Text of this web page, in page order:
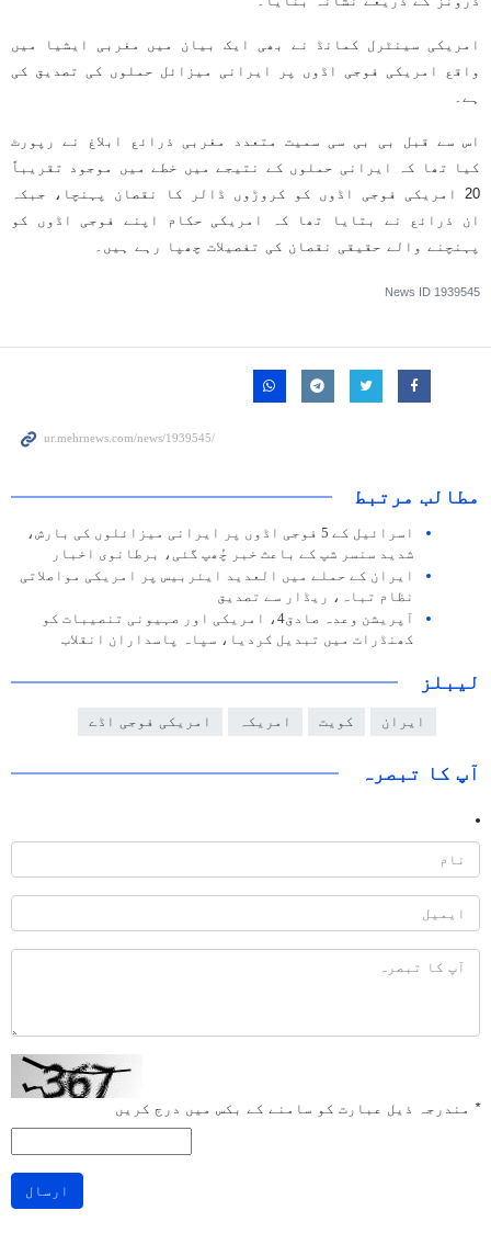
امریکی سینٹرل کمانڈ نے بھی ایک بیان میں مغربی ایشیا میں
واقع امریکی فوجی اڈوں پر ایرانی میزائل حملوں کی تصدیق کی
ہے۔
اس سے قبل بی بی سی سمیت متعدد مغربی ذرائع ابلاغ نے رپورٹ
کیا تھا کہ ایرانی حملوں کے نتیجے میں خطے میں موجود تقریباً
20 امریکی فوجی اڈوں کو کروڑوں ڈالر کا نقصان پہنچا، جبکہ
ان ذرائع نے بتایا تھا کہ امریکی حکام اپنے فوجی اڈوں کو
پہنچنے والے حقیقی نقصان کی تفصیلات چھپا رہے ہیں۔
News ID 1939545
مطالب مرتبط
اسرائیل کے 5 فوجی اڈوں پر ایرانی میزائلوں کی بارش،
شدید سنسر شپ کے باعث خبر چُھپ گئی، برطانوی اخبار
ایران کے حملے میں العدید ایئربیس پر امریکی مواصلاتی
نظام تباہ، ریڈار سے تصدیق
آپریشن وعدہ صادق4، امریکی اور صہیونی تنصیبات کو
کھنڈرات میں تبدیل کردیا، سپاہ پاسداران انقلاب
لیبلز
ایران کویت امریکہ امریکی فوجی اڈے
آپ کا تبصرہ
* مندرجہ ذیل عبارت کو سامنے کے بکس میں درج کریں
ارسال